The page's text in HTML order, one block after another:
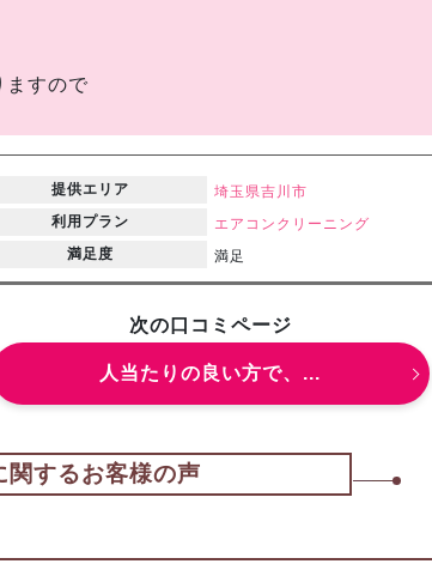
ますので
提供エリア 埼玉県吉川市
利用プラン
エアコンクリーニング
満足度 満足
次の口コミページ
人当たりの良い方で、...
関するお客様の声